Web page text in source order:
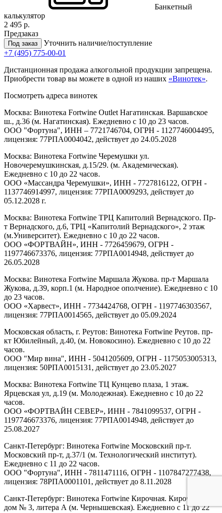
Банкетный
калькулятор
2 495 р.
Предзаказ
Под заказ
Уточнить наличие/поступление
+7 (495) 775-00-01
Дистанционная продажа алкогольной продукции запрещена.
Приобрести товар вы можете в одной из наших «Винотек».
Посмотреть адреса винотек
Москва: Винотека Fortwine Outlet Нагатинская. Варшавское
ш., д.36 (м. Нагатинская). Ежедневно с 10 до 23 часов.
ООО "Фортуна", ИНН – 7721746704, ОГРН - 1127746004495,
лицензия: 77РПА0004042, действует до 24.05.2028
Москва: Винотека Fortwine Черемушки ул.
Новочеремушкинская, д.15/29. (м. Академическая).
Ежедневно с 10 до 22 часов.
ООО «Массандра Черемушки», ИНН - 7727816122, ОГРН -
1137746914997, лицензия: 77РПА0009293, действует до
05.12.2028 г.
Москва: Винотека Fortwine ТРЦ Капитолий Вернадского. Пр-
т Вернадского, д.6, ТРЦ «Капитолий Вернадского», 2 этаж
(м.Университет). Ежедневно с 10 до 22 часов.
ООО «ФОРТВАЙН», ИНН - 7726459679, ОГРН -
1197746673376, лицензия: 77РПА0014948, действует до
26.05.2028
Москва: Винотека Fortwine Маршала Жукова. пр-т Маршала
Жукова, д.39, корп.1 (м. Народное ополчение). Ежедневно с 10
до 23 часов.
ООО «Харвест», ИНН - 7734424768, ОГРН - 1197746303567,
лицензия: 77РПА0014565, действует до 05.09.2024
Московская область, г. Реутов: Винотека Fortwine Реутов. пр-
кт Юбилейный, д.40, (м. Новокосино). Ежедневно с 10 до 22
часов.
ООО "Мир вина", ИНН - 5041205609, ОГРН - 1175053005313,
лицензия: 50РПА0015131, действует до 23.05.2027
Москва: Винотека Fortwine ТЦ Кунцево плаза, 1 этаж.
Ярцевская ул, д.19 (м. Молодежная). Ежедневно с 10 до 22
часов.
ООО «ФОРТВАЙН СЕВЕР», ИНН - 7841099537, ОГРН -
1197746673376, лицензия: 77РПА0014948, действует до
25.08.2027
Санкт-Петербург: Винотека Fortwine Московский пр-т.
Московский пр-т, д.37/1 (м. Технологический институт).
Ежедневно с 11 до 22 часов.
ООО "Фортуна", ИНН - 7811471116, ОГРН - 1107847277438,
лицензия: 78РПА0001101, действует до 8.11.2028
Санкт-Петербург: Винотека Fortwine Кирочная. Кирочная ул,
дом № 3, литера А (м. Чернышевская). Ежедневно с 11 до 22